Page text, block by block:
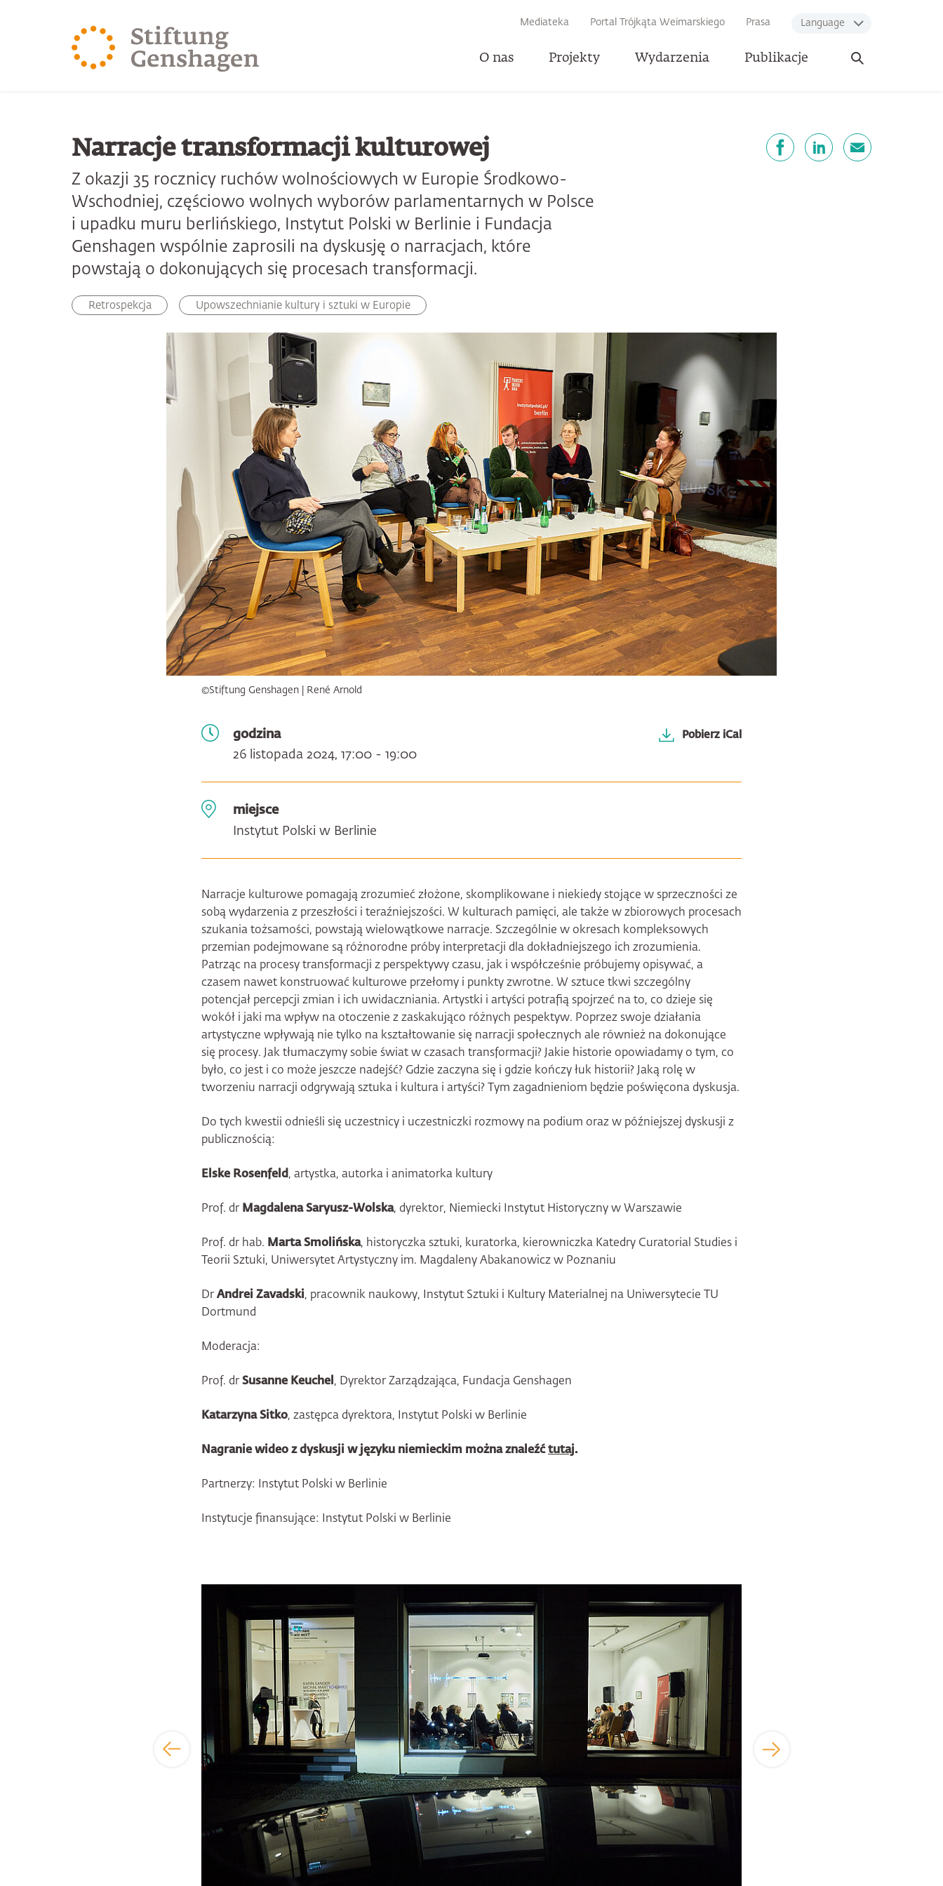
Mediateka Portal Trójkąta Weimarskiego Prasa Language
O nas Projekty Wydarzenia Publikacje
Otwórz
wyszukiwarkę
Narracje transformacji kulturowej
Z okazji 35 rocznicy ruchów wolnościowych w Europie Środkowo-
Wschodniej, częściowo wolnych wyborów parlamentarnych w Polsce
i upadku muru berlińskiego, Instytut Polski w Berlinie i Fundacja
Genshagen wspólnie zaprosili na dyskusję o narracjach, które
powstają o dokonujących się procesach transformacji.
Retrospekcja Upowszechnianie kultury i sztuki w Europie
©Stiftung Genshagen | René Arnold
godzina
26 listopada 2024, 17:00 - 19:00
Pobierz iCal
miejsce
Instytut Polski w Berlinie
Narracje kulturowe pomagają zrozumieć złożone, skomplikowane i niekiedy stojące w sprzeczności ze
sobą wydarzenia z przeszłości i teraźniejszości. W kulturach pamięci, ale także w zbiorowych procesach
szukania tożsamości, powstają wielowątkowe narracje. Szczególnie w okresach kompleksowych
przemian podejmowane są różnorodne próby interpretacji dla dokładniejszego ich zrozumienia.
Patrząc na procesy transformacji z perspektywy czasu, jak i współcześnie próbujemy opisywać, a
czasem nawet konstruować kulturowe przełomy i punkty zwrotne. W sztuce tkwi szczególny
potencjał percepcji zmian i ich uwidaczniania. Artystki i artyści potrafią spojrzeć na to, co dzieje się
wokół i jaki ma wpływ na otoczenie z zaskakująco różnych pespektyw. Poprzez swoje działania
artystyczne wpływają nie tylko na kształtowanie się narracji społecznych ale również na dokonujące
się procesy. Jak tłumaczymy sobie świat w czasach transformacji? Jakie historie opowiadamy o tym, co
było, co jest i co może jeszcze nadejść? Gdzie zaczyna się i gdzie kończy łuk historii? Jaką rolę w
tworzeniu narracji odgrywają sztuka i kultura i artyści? Tym zagadnieniom będzie poświęcona dyskusja.
Do tych kwestii odnieśli się uczestnicy i uczestniczki rozmowy na podium oraz w późniejszej dyskusji z
publicznością:
Elske Rosenfeld , artystka, autorka i animatorka kultury
Prof. dr Magdalena Saryusz-Wolska, dyrektor, Niemiecki Instytut Historyczny w Warszawie
Prof. dr hab. Marta Smolińska, historyczka sztuki, kuratorka, kierowniczka Katedry Curatorial Studies i
Teorii Sztuki, Uniwersytet Artystyczny im. Magdaleny Abakanowicz w Poznaniu
DrAndrei Zavadski, pracownik naukowy, Instytut Sztuki i Kultury Materialnej na Uniwersytecie TU
Dortmund
Moderacja:
Prof. dr Susanne Keuchel , Dyrektor Zarządzająca, Fundacja Genshagen
Katarzyna Sitko, zastępca dyrektora, Instytut Polski w Berlinie
Nagranie wideo z dyskusji w języku niemieckim można znaleźćtutaj.
Partnerzy: Instytut Polski w Berlinie
Instytucje finansujące: Instytut Polski w Berlinie